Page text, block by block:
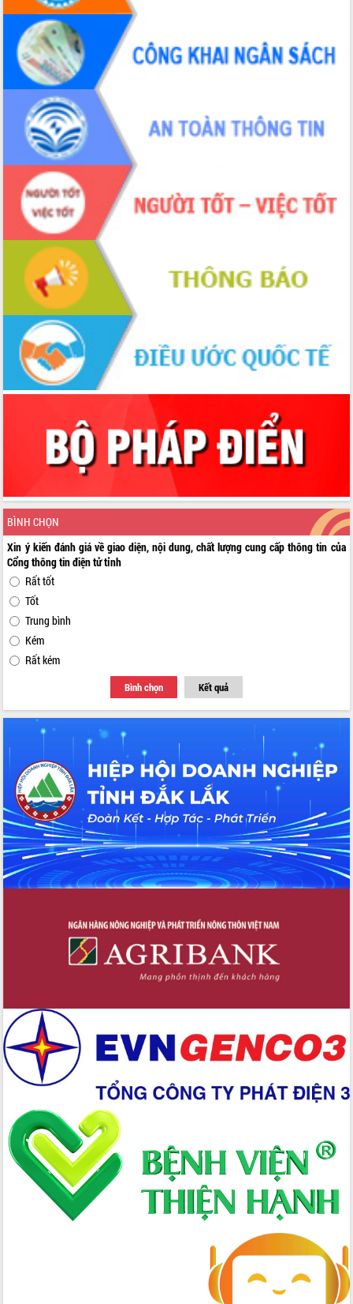
BÌNH CHỌN
Xin ý kiến đánh giá về giao diện, nội dung, chất lượng cung cấp thông tin của
Cổng thông tin điện tử tỉnh
Rất tốt
Tốt
Trung bình
Kém
Rất kém
Bình chọn Kết quả